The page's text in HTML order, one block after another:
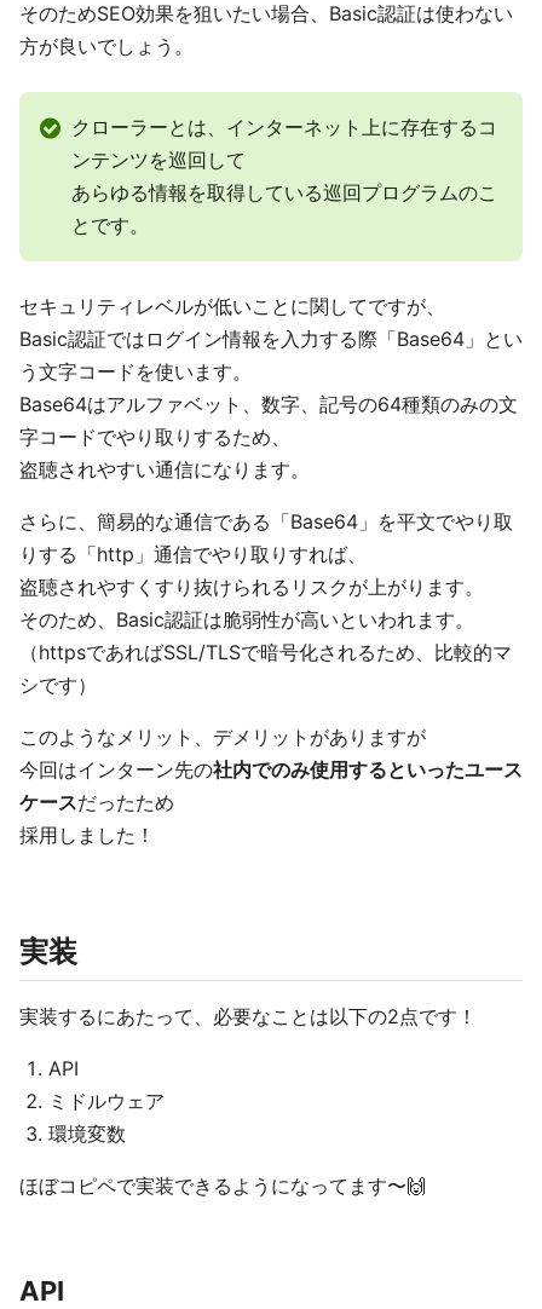
そのためSEO効果を狙いたい場合、Basic認証は使わない
方が良いでしょう。
クローラーとは、インターネット上に存在するコ
ンテンツを巡回して
あらゆる情報を取得している巡回プログラムのこ
とです。
セキュリティレベルが低いことに関してですが、
Basic認証ではログイン情報を入力する際「Base64」とい
う文字コードを使います。
Base64はアルファベット、数字、記号の64種類のみの文
字コードでやり取りするため、
盗聴されやすい通信になります。
さらに、簡易的な通信である「Base64」を平文でやり取
りする「http」通信でやり取りすれば、
盗聴されやすくすり抜けられるリスクが上がります。
そのため、Basic認証は脆弱性が高いといわれます。
（httpsであればSSL/TLSで暗号化されるため、比較的マ
シです）
このようなメリット、デメリットがありますが
今回はインターン先の社内でのみ使用するといったユース
ケースだったため
採用しました！
実装
実装するにあたって、必要なことは以下の2点です！
API
ミドルウェア
環境変数
ほぼコピペで実装できるようになってます〜🙌
API